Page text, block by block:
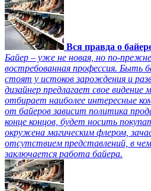
Вся правда о
Байер – уже не новая, но по-
востребованная профессия. Быть
стоят у истоков зарождения и
дизайнер предлагает свое видение
отбирает наиболее интересные
от байеров зависит политика
конце концов, будет носить
окружена магическим флером,
отсутствием представлений, в
заключается работа байера.